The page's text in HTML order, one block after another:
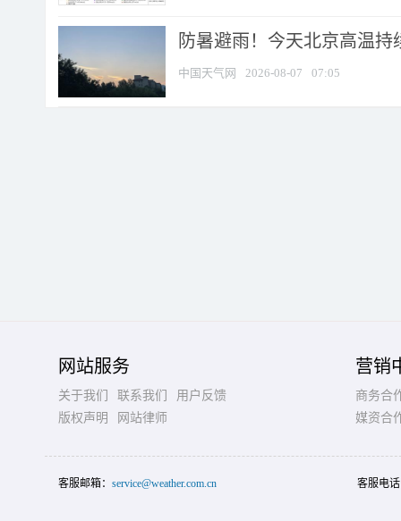
防暑避雨！今天北京高温
中国天气网 2026-08-07 07:05
网站服务
关于我们 联系我们
用户反馈
版权声明
网站律师
营销
商务合
媒资合
客服邮箱： service@weather.com.cn 客服电